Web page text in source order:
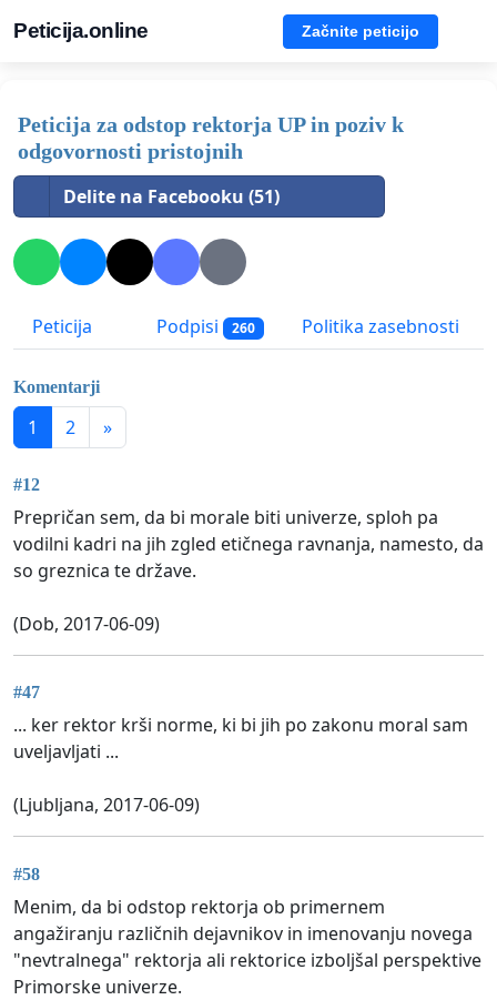
Peticija.online Začnite peticijo
Peticija za odstop rektorja UP in poziv k
odgovornosti pristojnih
Delite na Facebooku (51)
Peticija Podpisi 260 Politika zasebnosti
Komentarji
1 2 »
#12
Prepričan sem, da bi morale biti univerze, sploh pa
vodilni kadri na jih zgled etičnega ravnanja, namesto, da
so greznica te države.
(Dob, 2017-06-09)
#47
... ker rektor krši norme, ki bi jih po zakonu moral sam
uveljavljati ...
(Ljubljana, 2017-06-09)
#58
Menim, da bi odstop rektorja ob primernem
angažiranju različnih dejavnikov in imenovanju novega
"nevtralnega" rektorja ali rektorice izboljšal perspektive
Primorske univerze.